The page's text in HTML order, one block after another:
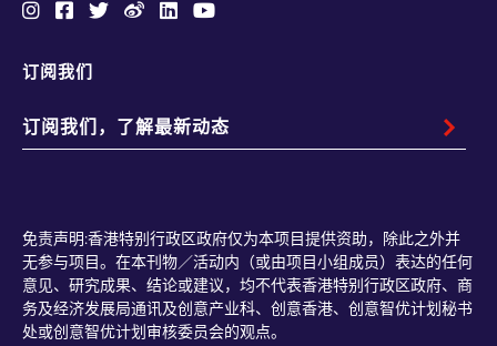
订阅我们
免责声明:香港特别行政区政府仅为本项目提供资助，除此之外并
无参与项目。在本刊物／活动内（或由项目小组成员）表达的任何
意见、研究成果、结论或建议，均不代表香港特别行政区政府、商
务及经济发展局通讯及创意产业科、创意香港、创意智优计划秘书
处或创意智优计划审核委员会的观点。